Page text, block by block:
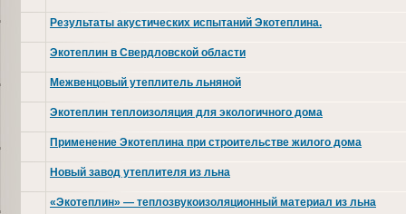
Результаты акустических испытаний Экотеплина.
Экотеплин в Свердловской области
Межвенцовый утеплитель льняной
Экотеплин теплоизоляция для экологичного дома
Применение Экотеплина при строительстве жилого дома
Новый завод утеплителя из льна
«Экотеплин» — теплозвукоизоляционный материал из льна